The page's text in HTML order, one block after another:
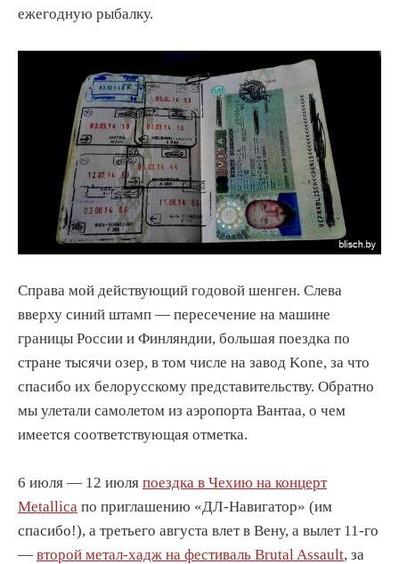
ежегодную рыбалку.
Справа мой действующий годовой шенген. Слева
вверху синий штамп — пересечение на машине
границы России и Финляндии, большая поездка по
стране тысячи озер, в том числе на завод Kone, за что
спасибо их белорусскому представительству. Обратно
мы улетали самолетом из аэропорта Вантаа, о чем
имеется соответствующая отметка.
6 июля — 12 июля поездка в Чехию на концерт
Metallica по приглашению «ДЛ-Навигатор» (им
спасибо!), а третьего августа влет в Вену, а вылет 11-го
— второй метал-хадж на фестиваль Brutal Assault, за